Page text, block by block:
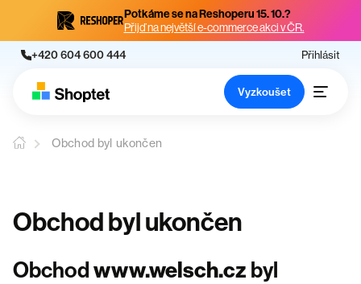
Potkáme se na Reshoperu 15. 10.?
Přijď na největší e-commerce akci v ČR.
+420 604 600 444 Přihlásit
Vyzkoušet
Obchod byl ukončen
Obchod byl ukončen
Obchodwww.welsch.cz byl